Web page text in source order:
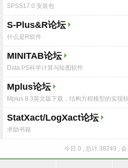
SPSS17.0 安装包
S-Plus&R论坛
什么是R软件
MINITAB论坛
Data.PS科学计算与绘图软件
Mplus论坛
Mplus 8.3英文版下载，结构方程模型的实现软
StatXact/LogXact论坛
求助书籍
今日 0 , 总计 38249 ,